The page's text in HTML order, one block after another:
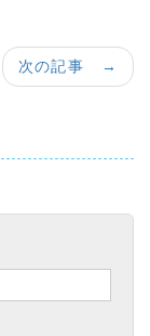
次の記事 →